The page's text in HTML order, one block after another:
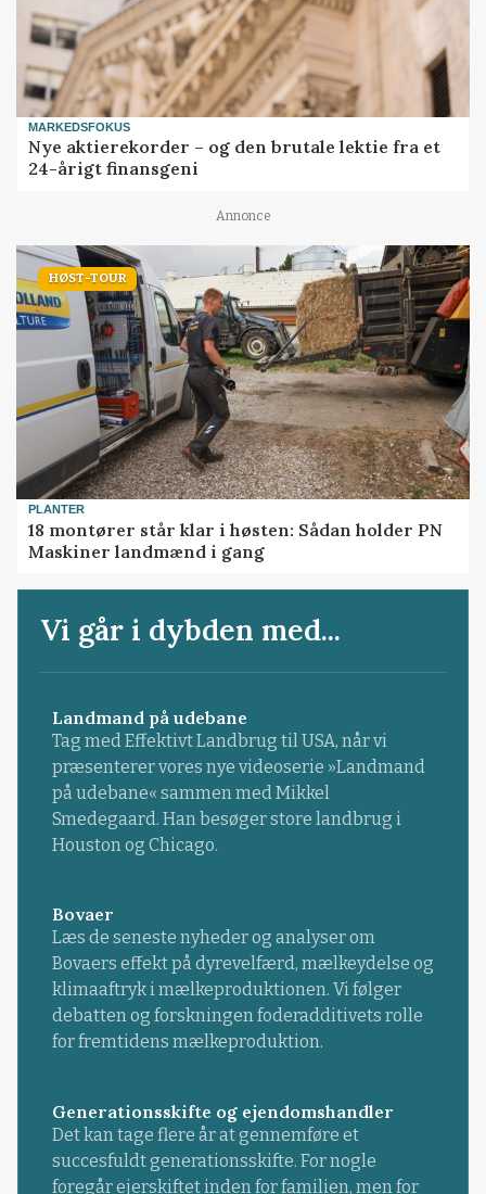
MARKEDSFOKUS
Nye aktierekorder – og den brutale lektie fra et
24-årigt finansgeni
Annonce
HØST-TOUR
PLANTER
18 montører står klar i høsten: Sådan holder PN
Maskiner landmænd i gang
Vi går i dybden med...
Landmand på udebane
Tag med Effektivt Landbrug til USA, når vi
præsenterer vores nye videoserie »Landmand
på udebane« sammen med Mikkel
Smedegaard. Han besøger store landbrug i
Houston og Chicago.
Bovaer
Læs de seneste nyheder og analyser om
Bovaers effekt på dyrevelfærd, mælkeydelse og
klimaaftryk i mælkeproduktionen. Vi følger
debatten og forskningen foderadditivets rolle
for fremtidens mælkeproduktion.
Generationsskifte og ejendomshandler
Det kan tage flere år at gennemføre et
succesfuldt generationsskifte. For nogle
foregår ejerskiftet inden for familien, men for